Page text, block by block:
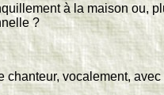
à la maison ou,
?
vocalement,